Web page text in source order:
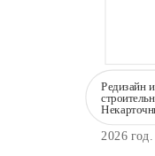
Редизайн
2026 год.